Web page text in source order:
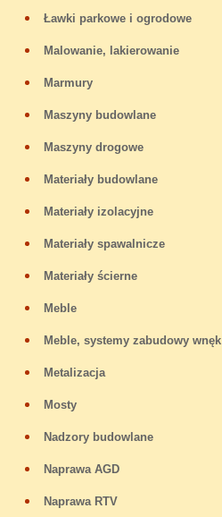
Ławki parkowe i ogrodowe
Malowanie, lakierowanie
Marmury
Maszyny budowlane
Maszyny drogowe
Materiały budowlane
Materiały izolacyjne
Materiały spawalnicze
Materiały ścierne
Meble
Meble, systemy zabudowy wnęk
Metalizacja
Mosty
Nadzory budowlane
Naprawa AGD
Naprawa RTV